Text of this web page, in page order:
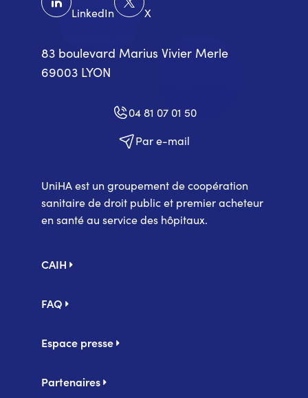
LinkedIn X
83 boulevard Marius Vivier Merle
69003 LYON
04 81 07 01 50
Par e-mail
UniHA est un groupement de coopération
sanitaire de droit public et premier acheteur
en santé au service des hôpitaux.
de
CAIH
FAQ
Espace presse
Partenaires